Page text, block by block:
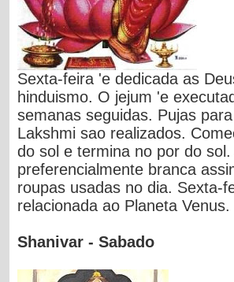
Sexta-feira 'e dedicada as
hinduismo. O jejum 'e
semanas seguidas. Pujas
Lakshmi sao realizados.
do sol e termina no por do
preferencialmente branca
roupas usadas no dia. Sexta-
relacionada ao Planeta Venus.
Shanivar - Sabado